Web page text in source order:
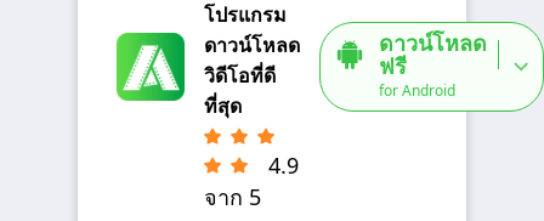
โปรแกรม
ดาวน์โหลด
วิดีโอที่ดี
ที่สุด
4.9
จาก 5
ดาวน์โหลด
ฟรี
for Android